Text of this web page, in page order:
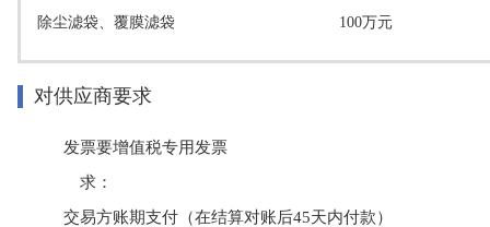
除尘滤袋、覆膜滤袋 100万元
对供应商要求
发票要
求：
增值税专用发票
交易方账期支付（在结算对账后45天内付款）